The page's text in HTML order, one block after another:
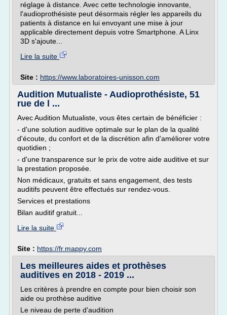
réglage à distance. Avec cette technologie innovante,
l'audioprothésiste peut désormais régler les appareils du
patients à distance en lui envoyant une mise à jour
applicable directement depuis votre Smartphone. A Linx
3D s'ajoute...
Lire la suite
Site : https://www.laboratoires-unisson.com
Audition Mutualiste - Audioprothésiste, 51
rue de l ...
Avec Audition Mutualiste, vous êtes certain de bénéficier :
- d'une solution auditive optimale sur le plan de la qualité
d'écoute, du confort et de la discrétion afin d'améliorer votre
quotidien ;
- d'une transparence sur le prix de votre aide auditive et sur
la prestation proposée.
Non médicaux, gratuits et sans engagement, des tests
auditifs peuvent être effectués sur rendez-vous.
Services et prestations
Bilan auditif gratuit...
Lire la suite
Site : https://fr.mappy.com
Les meilleures aides et prothèses
auditives en 2018 - 2019 ...
Les critères à prendre en compte pour bien choisir son
aide ou prothèse auditive
Le niveau de perte d'audition